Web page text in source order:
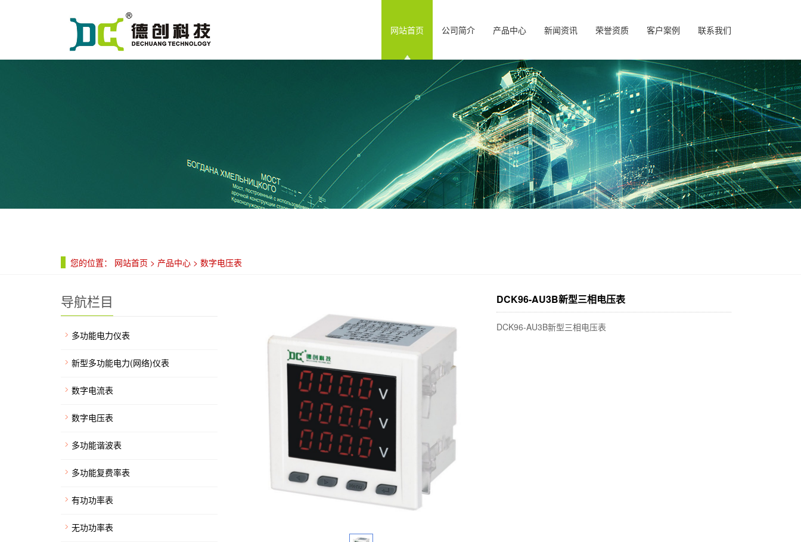
网站首页 公司简介 产品中心 新闻资讯 荣誉资质 客户案例 联系我们
您的位置： 网站首页 > 产品中心 > 数字电压表
DCK96-AU3B新型三相电压表
DCK96-AU3B新型三相电压表
导航栏目
多功能电力仪表
新型多功能电力(网络)仪表
数字电流表
数字电压表
多功能谐波表
多功能复费率表
有功功率表
无功功率表